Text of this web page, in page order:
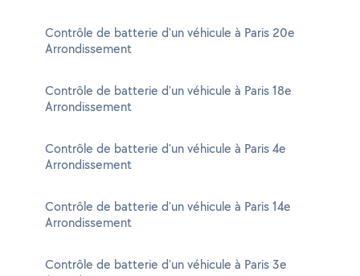
Contrôle de batterie d'un véhicule à Paris 20e
Arrondissement
Contrôle de batterie d'un véhicule à Paris 18e
Arrondissement
Contrôle de batterie d'un véhicule à Paris 4e
Arrondissement
Contrôle de batterie d'un véhicule à Paris 14e
Arrondissement
Contrôle de batterie d'un véhicule à Paris 3e